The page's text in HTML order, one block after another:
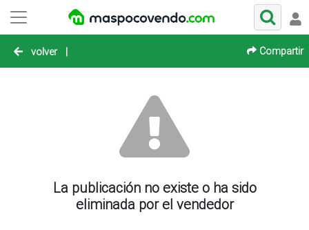
volver | Compartir
La publicación no existe o ha sido
eliminada por el vendedor